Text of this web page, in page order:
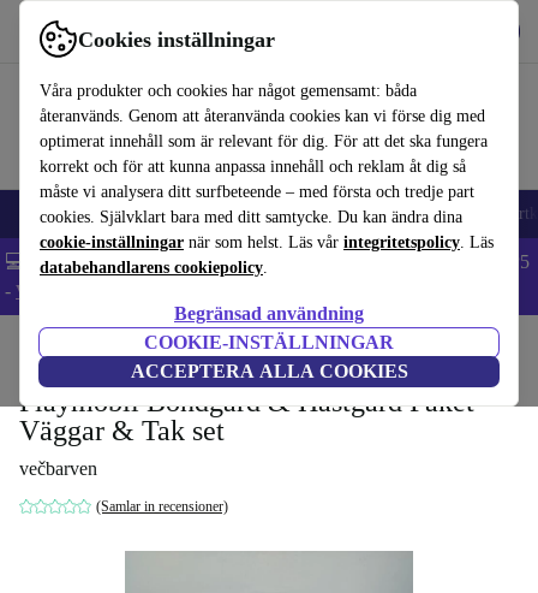
Cookies inställningar
Våra produkter och cookies har något gemensamt: båda
återanvänds. Genom att återanvända cookies kan vi förse dig med
optimerat innehåll som är relevant för dig. För att det ska fungera
korrekt och för att kunna anpassa innehåll och reklam åt dig så
måste vi analysera ditt surfbeteende – med första och tredje part
cookies. Självklart bara med ditt samtycke. Du kan ändra dina
cookie-inställningar när som helst. Läs vår integritetspolicy. Läs
databehandlarens cookiepolicy.
Begränsad användning
COOKIE-INSTÄLLNINGAR
ACCEPTERA ALLA COOKIES
Använd refurbed snabbt och enkelt
🎒 Back to school Mobiltelefoner Bärbara datorer Surfplattor
💻 Extra 5% rabatt på alla MacBooks och laptops - Code: LAPTOP5
- Villkor
Leksaker
Playmobil Bondgård & Hästgård Paket –
Väggar & Tak set
večbarven
(Samlar in recensioner)